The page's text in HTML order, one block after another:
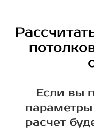
Если вы
параметры
расчет